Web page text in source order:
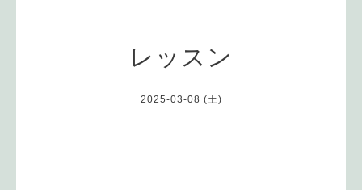
レッスン
2025-03-08 (土)